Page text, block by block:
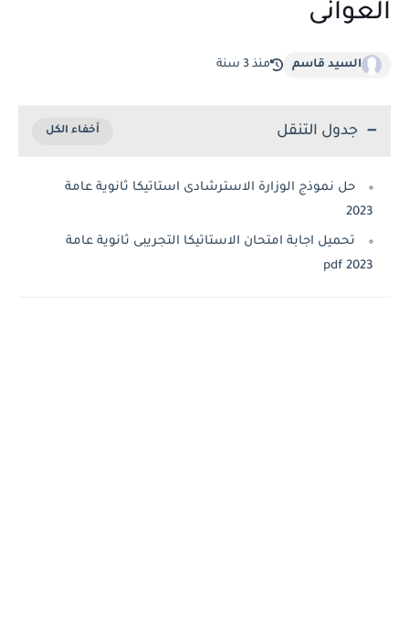
السيد قاسم منذ 3 سنة
جدول التنقل
حل نموذج الوزارة الاسترشادى استاتيكا ثانوية عامة
تحميل اجابة امتحان الاستاتيكا التجريبى ثانوية عامة